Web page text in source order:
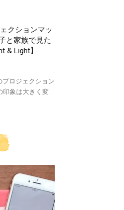
クションマッ
と家族で見た
& Light】
プロジェクション
印象は大きく変